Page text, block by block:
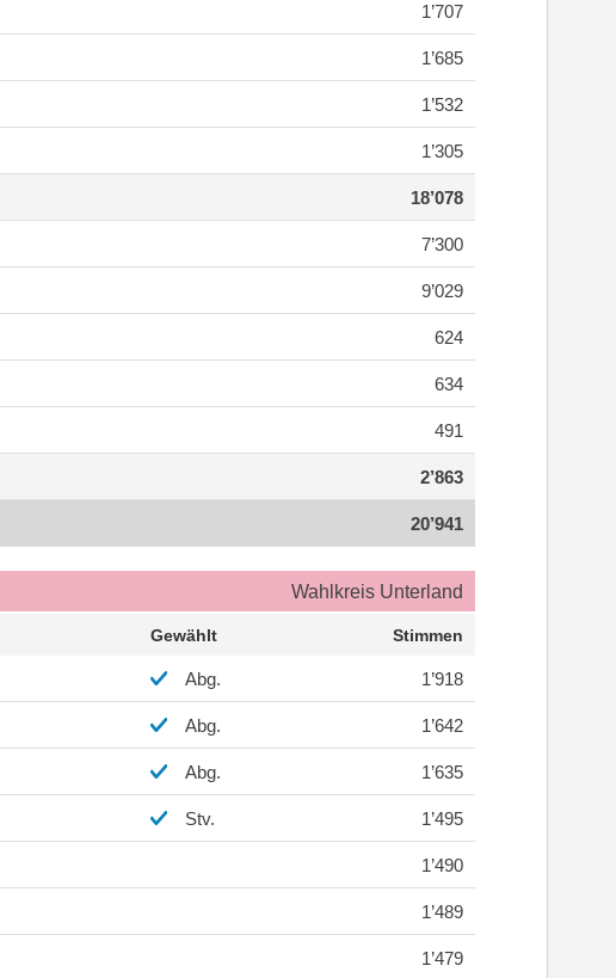
1’707
1’685
1’532
1’305
18’078
7’300
9’029
624
634
491
2’863
20’941
Wahlkreis Unterland
Gewählt Stimmen
Abg. 1’918
Abg. 1’642
Abg. 1’635
Stv. 1’495
1’490
1’489
1’479